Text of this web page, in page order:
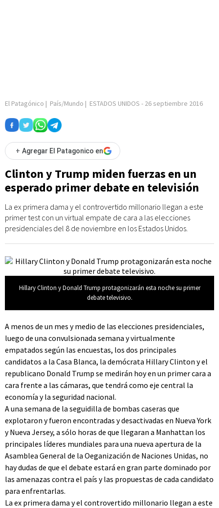
El Patagónico | País/Mundo | ESTADOS UNIDOS - 26 septiembre 2016
+ Agregar El Patagonico en
Clinton y Trump miden fuerzas en un
esperado primer debate en televisión
La ex primera dama y el controvertido millonario llegan a este
primer test con un virtual empate de cara a las elecciones
presidenciales del 8 de noviembre en los Estados Unidos.
Hillary Clinton y Donald Trump protagonizarán esta noche su primer
debate televisivo.
A menos de un mes y medio de las elecciones presidenciales,
luego de una convulsionada semana y virtualmente
empatados según las encuestas, los dos principales
candidatos a la Casa Blanca, la demócrata Hillary Clinton y el
republicano Donald Trump se medirán hoy en un primer cara a
cara frente a las cámaras, que tendrá como eje central la
economía y la seguridad nacional.
A una semana de la seguidilla de bombas caseras que
explotaron y fueron encontradas y desactivadas en Nueva York
y Nueva Jersey, a sólo horas de que llegaran a Manhattan los
principales líderes mundiales para una nueva apertura de la
Asamblea General de la Oeganización de Naciones Unidas, no
hay dudas de que el debate estará en gran parte dominado por
las amenazas contra el país y las propuestas de cada candidato
para enfrentarlas.
La ex primera dama y el controvertido millonario llegan a este